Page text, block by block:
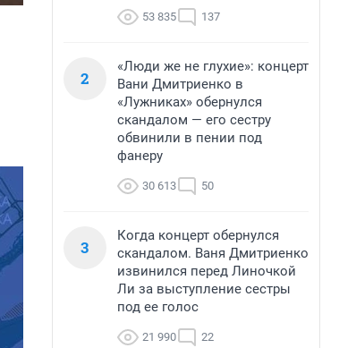
53 835 137
2
«Люди же не глухие»: концерт
Вани Дмитриенко в
«Лужниках» обернулся
скандалом — его сестру
обвинили в пении под
фанеру
30 613 50
3
Когда концерт обернулся
скандалом. Ваня Дмитриенко
извинился перед Линочкой
Ли за выступление сестры
под ее голос
21 990 22